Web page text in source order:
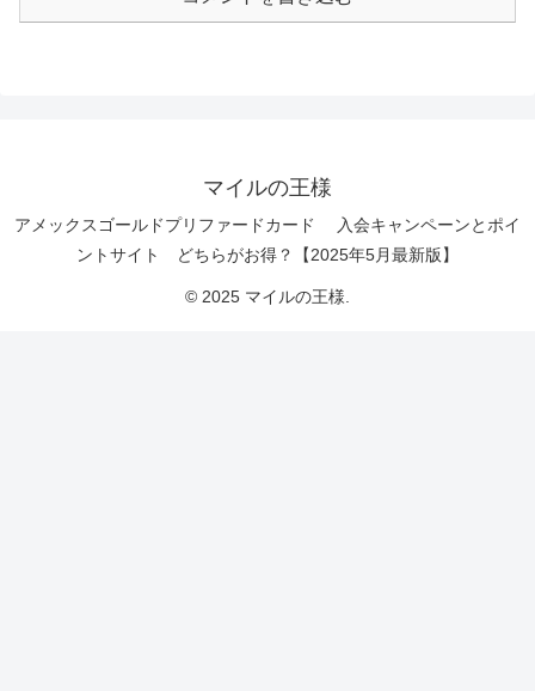
マイルの王様
アメックスゴールドプリファードカード 入会キャンペーンとポイ
ントサイト どちらがお得？【2025年5月最新版】
© 2025 マイルの王様.